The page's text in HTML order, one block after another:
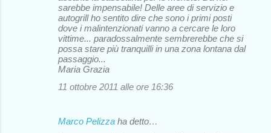
sarebbe impensabile! Delle aree di servizio e
autogrill ho sentito dire che sono i primi posti
dove i malintenzionati vanno a cercare le loro
vittime... paradossalmente sembrerebbe che si
possa stare più tranquilli in una zona lontana dal
passaggio...
Maria Grazia
11 ottobre 2011 alle ore 16:36
Marco Pelizza ha detto…